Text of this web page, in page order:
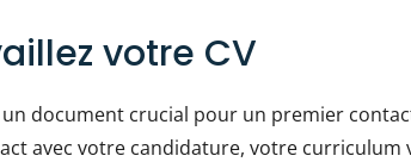
votre CV
un document crucial pour un premier
avec votre candidature, votre